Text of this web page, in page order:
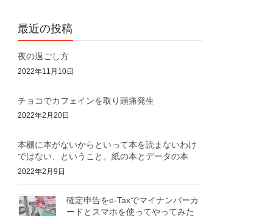
最近の投稿
夜の過ごし方
2022年11月10日
チョコでカフェインを取り頭痛発生
2022年2月20日
本棚に本がないからといって本を読まないわけ
ではない、ということ。紙の本とデータの本
2022年2月9日
確定申告をe-Taxでマイナンバーカ
ードとスマホを使ってやってみた